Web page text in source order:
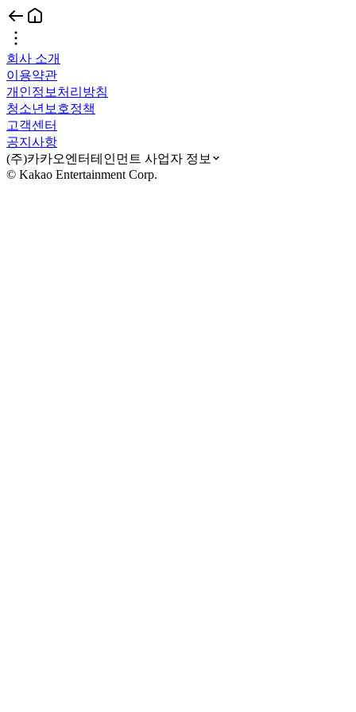
회사 소개
이용약관
개인정보처리방침
청소년보호정책
고객센터
공지사항
(주)카카오엔터테인먼트 사업자 정보
© Kakao Entertainment Corp.